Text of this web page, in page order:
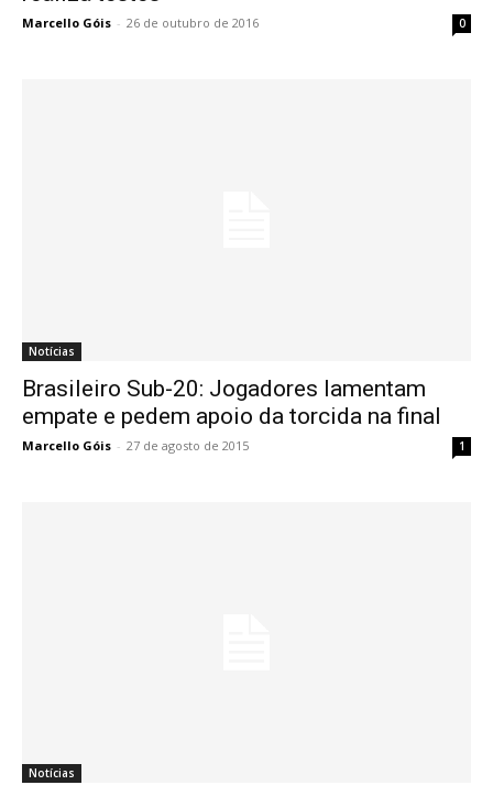
Marcello Góis - 26 de outubro de 2016 0
Notícias
Brasileiro Sub-20: Jogadores lamentam
empate e pedem apoio da torcida na final
Marcello Góis - 27 de agosto de 2015 1
Notícias